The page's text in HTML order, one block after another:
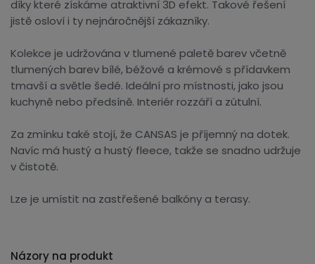
díky které získáme atraktivní 3D efekt. Takové řešení
jistě osloví i ty nejnáročnější zákazníky.
Kolekce je udržována v tlumené paletě barev včetně
tlumených barev bílé, béžové a krémové s přídavkem
tmavší a světle šedé. Ideální pro místnosti, jako jsou
kuchyně nebo předsíně. Interiér rozzáří a zútulní.
Za zmínku také stojí, že CANSAS je příjemný na dotek.
Navíc má hustý a hustý fleece, takže se snadno udržuje
v čistotě.
Lze je umístit na zastřešené balkóny a terasy.
Názory na produkt